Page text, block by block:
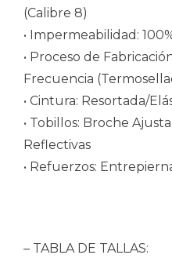
(Calibre 8)
• Impermeabilidad:
• Proceso de
Frecuencia
• Cintura: Resortada/
• Tobillos: Broche
Reflectivas
• Refuerzos:
– TABLA DE TALLAS: